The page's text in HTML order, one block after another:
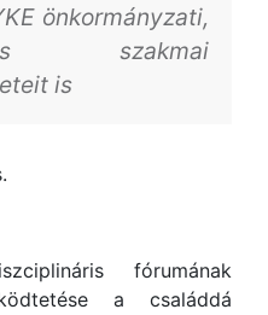
önkormányzati,
szakmai
is
fórumának
a családdá